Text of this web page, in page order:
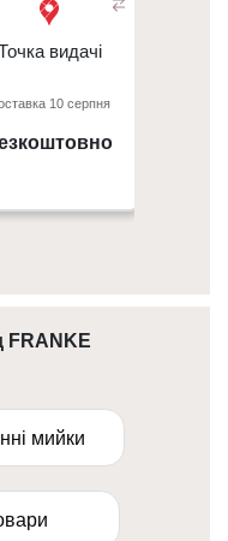
видачі
10 серпня
видачі
пр. Відрадний, 95к
- 18:00
FRANKE
мийки